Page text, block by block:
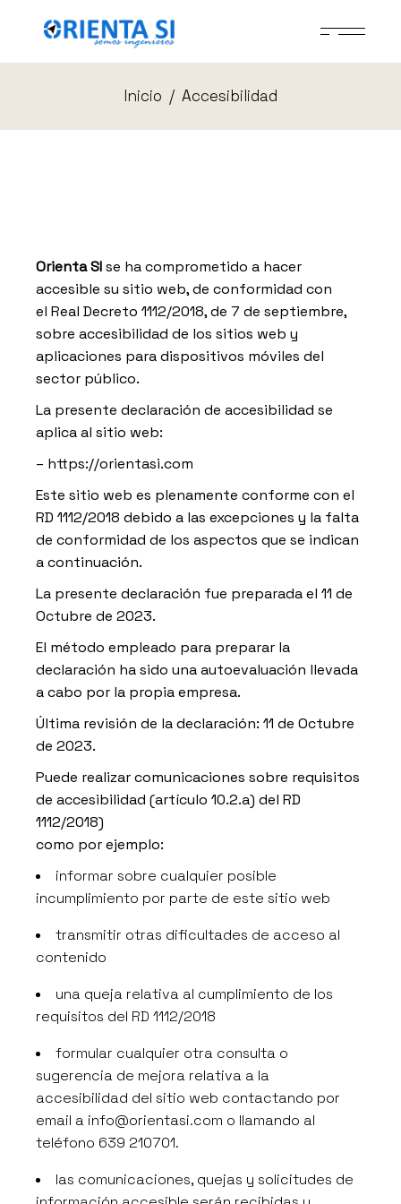
Inicio Accesibilidad
Orienta SIse ha comprometido a hacer
accesible su sitio web, de conformidad con
el Real Decreto 1112/2018, de 7 de septiembre,
sobre accesibilidad de los sitios web y
aplicaciones para dispositivos móviles del
sector público.
La presente declaración de accesibilidad se
aplica al sitio web:
– https://orientasi.com
Este sitio web es plenamente conforme con el
RD 1112/2018 debido a las excepciones y la falta
de conformidad de los aspectos que se indican
a continuación.
La presente declaración fue preparada el 11 de
Octubre de 2023.
El método empleado para preparar la
declaración ha sido una autoevaluación llevada
a cabo por la propia empresa.
Última revisión de la declaración: 11 de Octubre
de 2023.
Puede realizar comunicaciones sobre requisitos
de accesibilidad (artículo 10.2.a) del RD
1112/2018)
como por ejemplo:
informar sobre cualquier posible
incumplimiento por parte de este sitio web
transmitir otras dificultades de acceso al
contenido
una queja relativa al cumplimiento de los
requisitos del RD 1112/2018
formular cualquier otra consulta o
sugerencia de mejora relativa a la
accesibilidad del sitio web contactando por
email a info@orientasi.com o llamando al
teléfono 639 210701.
las comunicaciones, quejas y solicitudes de